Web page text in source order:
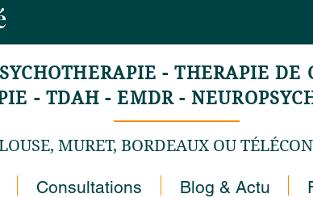
- THERAPIE DE
- TDAH - EMDR -
MURET, BORDEAUX OU
Consultations Blog & Actu